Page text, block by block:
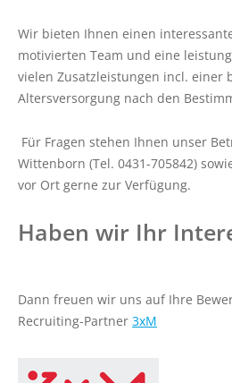
ABO
Online bestellen
Die häufigsten Fragen
Deutschland-Schulticket
Abo hier kündigen
KARRIERE
und Schönberg gesucht
Bauingenieur (m/w/d)
Wir bieten Ihnen einen
motivierten Team und eine
vielen Zusatzleistungen incl. einer
Altersversorgung nach den
Für Fragen stehen Ihnen unser
Wittenborn (Tel. 0431-705842)
vor Ort gerne zur Verfügung.
Haben wir Ihr
Dann freuen wir uns auf Ihre
Recruiting-Partner 3xM